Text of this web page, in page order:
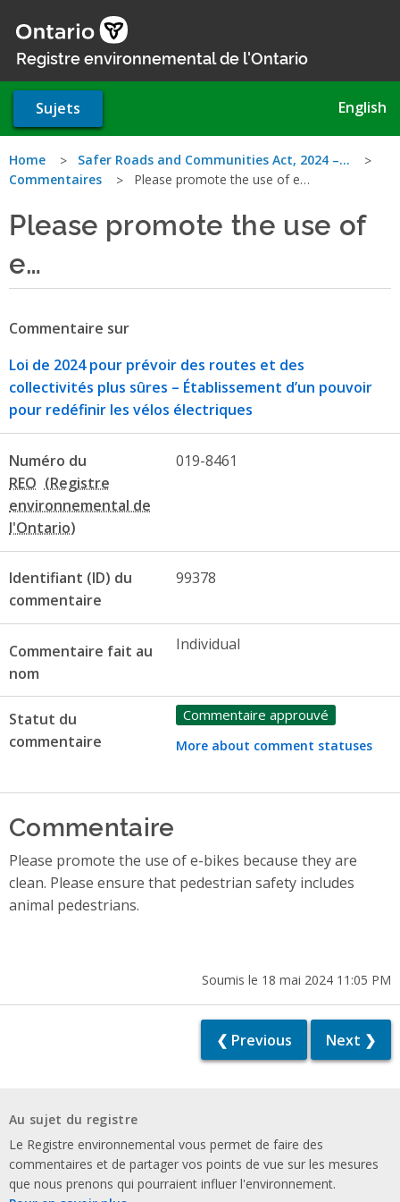
au
contenu
Registre environnemental de l'Ontario
Sujets English
Vous
ici
Home
Safer Roads and Communities Act, 2024 –…
Commentaires
Please promote the use of e…
Please promote the use of
e…
Commentaire sur
Loi de 2024 pour prévoir des routes et des
collectivités plus sûres – Établissement d’un pouvoir
pour redéfinir les vélos électriques
Numéro du
REO
019-8461
Identifiant (ID) du
commentaire
99378
Commentaire fait au
nom
Individual
Statut du
commentaire
Commentaire approuvé
More about comment statuses
Commentaire
Please promote the use of e-bikes because they are
clean. Please ensure that pedestrian safety includes
animal pedestrians.
Soumis le 18 mai 2024 11:05 PM
❮ Previous Next ❯
Au sujet du registre
Le Registre environnemental vous permet de faire des
commentaires et de partager vos points de vue sur les mesures
que nous prenons qui pourraient influer l'environnement.